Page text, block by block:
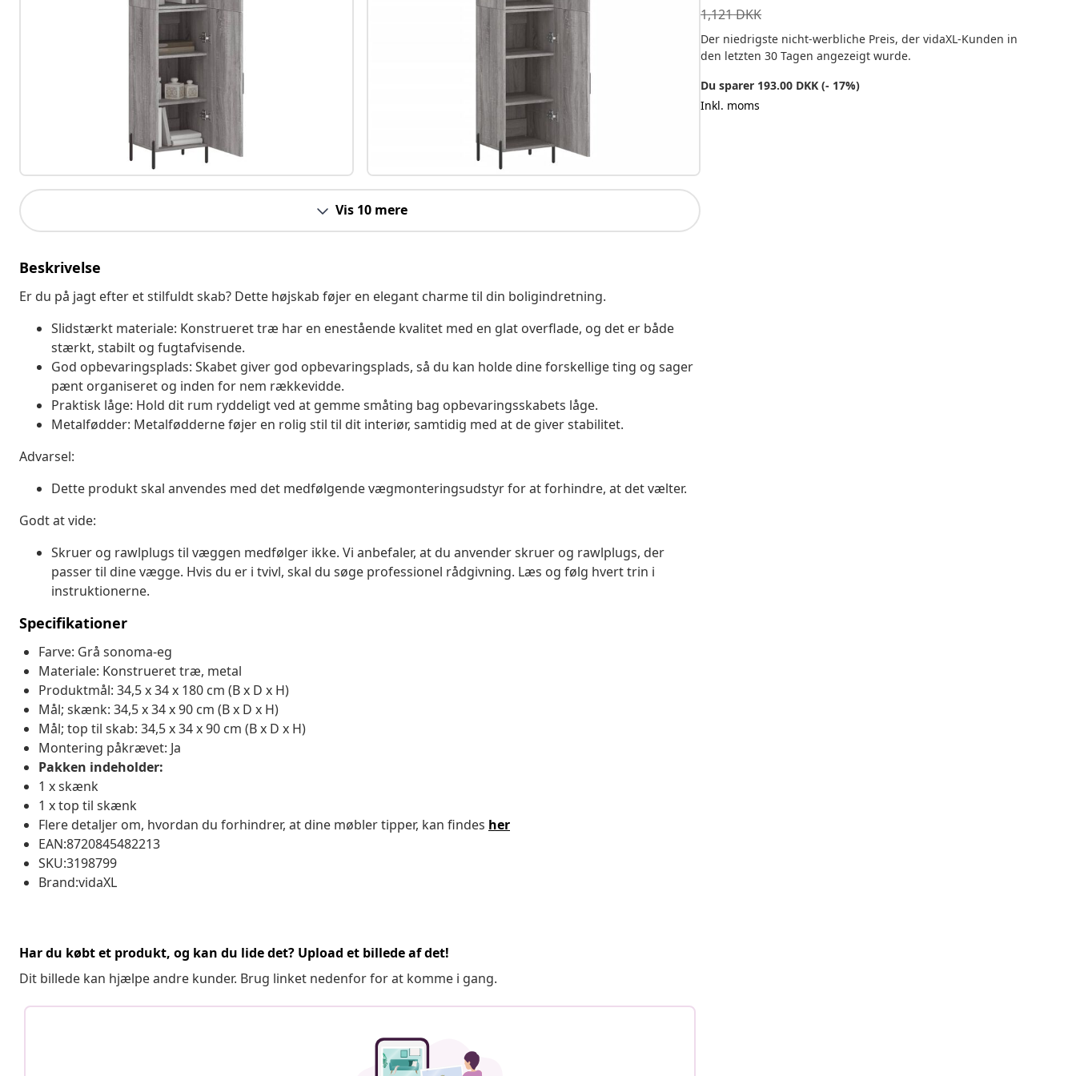
Vis 10 mere
Beskrivelse
Er du på jagt efter et stilfuldt skab? Dette højskab føjer en elegant charme til din boligindretning.
Slidstærkt materiale: Konstrueret træ har en enestående kvalitet med en glat overflade, og det er både
stærkt, stabilt og fugtafvisende.
God opbevaringsplads: Skabet giver god opbevaringsplads, så du kan holde dine forskellige ting og sager
pænt organiseret og inden for nem rækkevidde.
Praktisk låge: Hold dit rum ryddeligt ved at gemme småting bag opbevaringsskabets låge.
Metalfødder: Metalfødderne føjer en rolig stil til dit interiør, samtidig med at de giver stabilitet.
Advarsel:
Dette produkt skal anvendes med det medfølgende vægmonteringsudstyr for at forhindre, at det vælter.
Godt at vide:
Skruer og rawlplugs til væggen medfølger ikke. Vi anbefaler, at du anvender skruer og rawlplugs, der
passer til dine vægge. Hvis du er i tvivl, skal du søge professionel rådgivning. Læs og følg hvert trin i
instruktionerne.
Specifikationer
Farve: Grå sonoma-eg
Materiale: Konstrueret træ, metal
Produktmål: 34,5 x 34 x 180 cm (B x D x H)
Mål; skænk: 34,5 x 34 x 90 cm (B x D x H)
Mål; top til skab: 34,5 x 34 x 90 cm (B x D x H)
Montering påkrævet: Ja
Pakken indeholder:
1 x skænk
1 x top til skænk
Flere detaljer om, hvordan du forhindrer, at dine møbler tipper, kan findes her
EAN:8720845482213
SKU:3198799
Brand:vidaXL
Har du købt et produkt, og kan du lide det? Upload et billede af det!
Dit billede kan hjælpe andre kunder. Brug linket nedenfor for at komme i gang.
1,121DKK
Der niedrigste nicht-werbliche Preis, der vidaXL-Kunden in
den letzten 30 Tagen angezeigt wurde.
Du sparer 193.00 DKK (- 17%)
Inkl. moms